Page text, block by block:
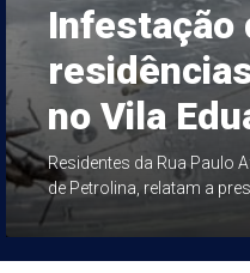
Infestação
no Vila
Residentes da Rua Paulo
de Petrolina, relatam a